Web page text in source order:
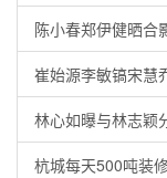
陈小春郑伊健晒合
崔始源李敏镐宋慧
林心如曝与林志颖
杭城每天500吨装